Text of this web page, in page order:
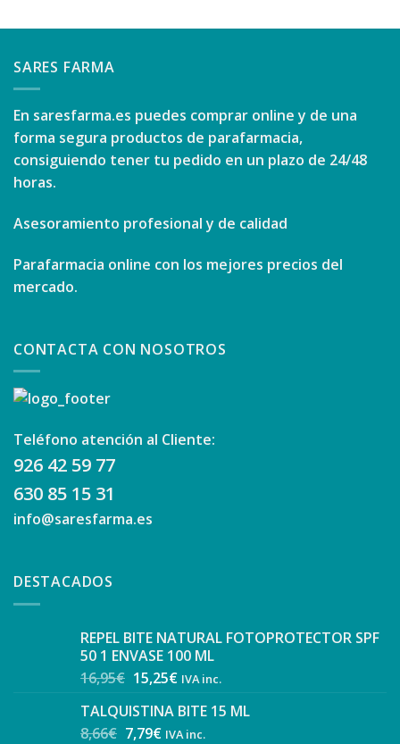
SARES FARMA
En saresfarma.es puedes comprar online y de una
forma segura productos de parafarmacia,
consiguiendo tener tu pedido en un plazo de 24/48
horas.
Asesoramiento profesional y de calidad
Parafarmacia online con los mejores precios del
mercado.
CONTACTA CON NOSOTROS
Teléfono atención al Cliente:
926 42 59 77
630 85 15 31
info@saresfarma.es
DESTACADOS
REPEL BITE NATURAL FOTOPROTECTOR SPF
50 1 ENVASE 100 ML
16,95€ 15,25€ IVA inc.
TALQUISTINA BITE 15 ML
8,66€ 7,79€ IVA inc.